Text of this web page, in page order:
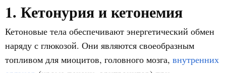
1. Кетонурия и кетонемия
Кетоновые тела обеспечивают энергетический обмен
наряду с глюкозой. Они являются своеобразным
топливом для миоцитов, головного мозга, внутренних